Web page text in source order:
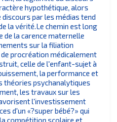
hypothétique, alors
par les médias tend
la vérité.Le chemin est long
de la carence maternelle
sur la filiation
procréation médicalement
celle de l'enfant-sujet à
la performance et
théories psychanalytiques
les travaux sur les
l'investissement
d'un «?super bébé?» qui
compétition scolaire et